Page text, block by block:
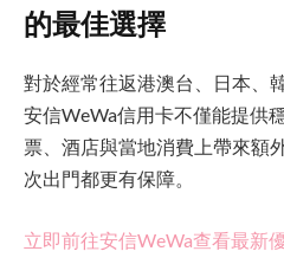
的最佳選擇
對於經常往返港澳台、日本、
安信WeWa信用卡不僅能提供
票、酒店與當地消費上帶來額
次出門都更有保障。
立即前往安信WeWa查看最新